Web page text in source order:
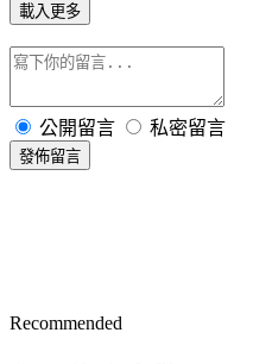
載入更多
公開留言 私密留言
發佈留言
Recommended